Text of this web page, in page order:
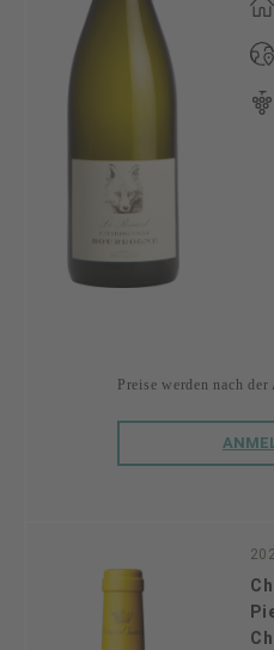
Preise werden nach